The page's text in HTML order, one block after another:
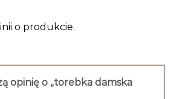
o produkcie.
opinię o „torebka damska